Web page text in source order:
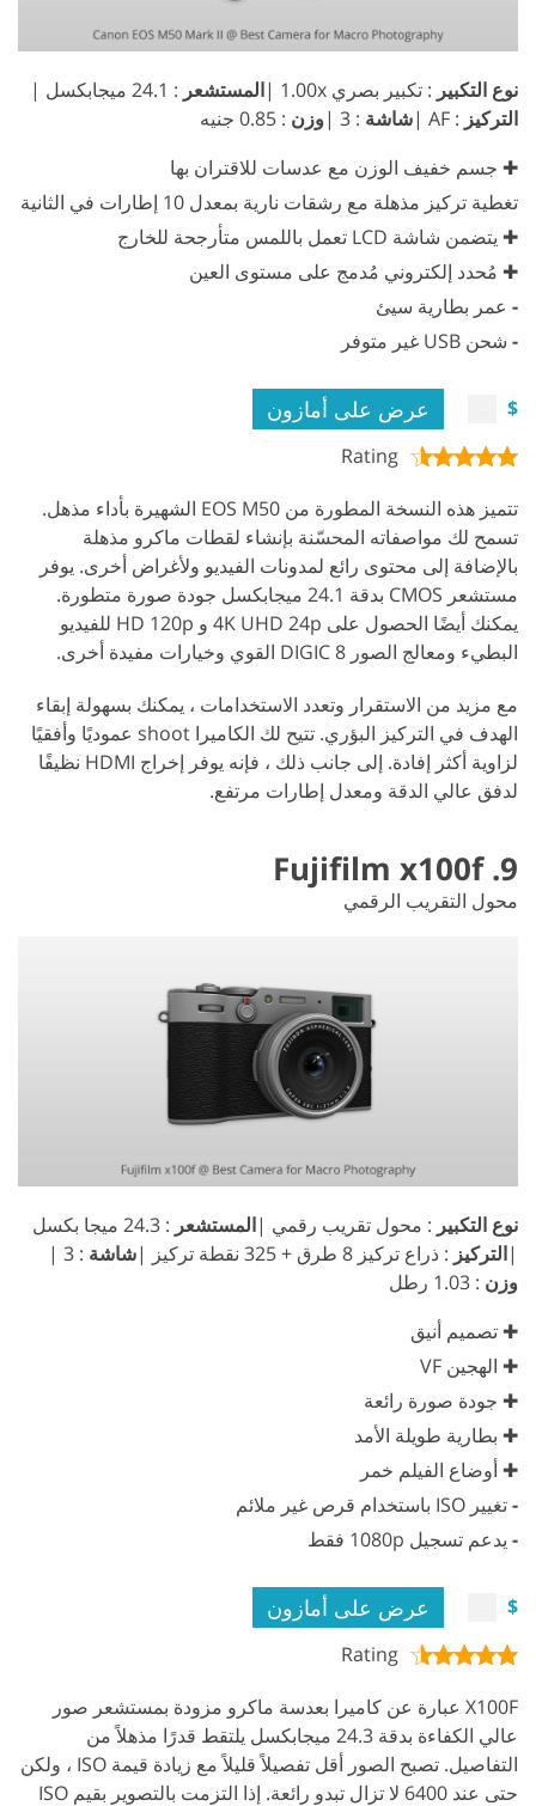
نوع التكبير : تكبير بصري 1.00x | المستشعر : 24.1 ميجابكسل |
التركيز : AF | شاشة : 3 | وزن : 0.85 جنيه
✚ جسم خفيف الوزن مع عدسات للاقتران بها
تغطية تركيز مذهلة مع رشقات نارية بمعدل 10 إطارات في الثانية
✚ يتضمن شاشة LCD تعمل باللمس متأرجحة للخارج
✚ مُحدد إلكتروني مُدمج على مستوى العين
- عمر بطارية سيئ
- شحن USB غير متوفر
$ عرض على أمازون
Rating
تتميز هذه النسخة المطورة من EOS M50 الشهيرة بأداء مذهل.
تسمح لك مواصفاته المحسّنة بإنشاء لقطات ماكرو مذهلة
بالإضافة إلى محتوى رائع لمدونات الفيديو ولأغراض أخرى. يوفر
مستشعر CMOS بدقة 24.1 ميجابكسل جودة صورة متطورة.
يمكنك أيضًا الحصول على 4K UHD 24p و HD 120p للفيديو
البطيء ومعالج الصور DIGIC 8 القوي وخيارات مفيدة أخرى.
مع مزيد من الاستقرار وتعدد الاستخدامات ، يمكنك بسهولة إبقاء
الهدف في التركيز البؤري. تتيح لك الكاميرا shoot عموديًا وأفقيًا
لزاوية أكثر إفادة. إلى جانب ذلك ، فإنه يوفر إخراج HDMI نظيفًا
لدفق عالي الدقة ومعدل إطارات مرتفع.
9. Fujifilm x100f
محول التقريب الرقمي
نوع التكبير : محول تقريب رقمي |المستشعر
: 24.3 ميجا بكسل
|التركيز : ذراع تركيز 8 طرق + 325 نقطة تركيز | شاشة : 3 |
وزن : 1.03 رطل
✚ تصميم أنيق
✚ الهجين VF
✚ جودة صورة رائعة
✚ بطارية طويلة الأمد
✚ أوضاع الفيلم خمر
-تغيير ISO باستخدام قرص غير ملائم
- يدعم تسجيل 1080p فقط
$ عرض على أمازون
Rating
X100F عبارة عن كاميرا بعدسة ماكرو مزودة بمستشعر صور
عالي الكفاءة بدقة 24.3 ميجابكسل يلتقط قدرًا مذهلاً من
التفاصيل. تصبح الصور أقل تفصيلاً قليلاً مع زيادة قيمة ISO ، ولكن
حتى عند 6400 لا تزال تبدو رائعة. إذا التزمت بالتصوير بقيم ISO